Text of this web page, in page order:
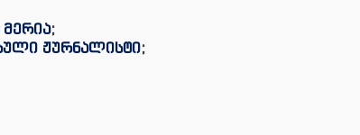
;
ჟურნალისტი;